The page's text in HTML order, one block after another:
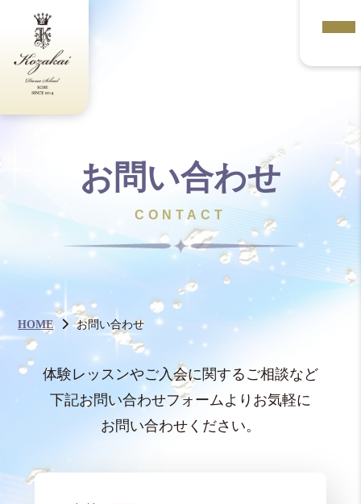
お問い合わせ
CONTACT
HOME お問い合わせ
体験レッスンやご入会に関するご相談など
下記お問い合わせフォームよりお気軽に
お問い合わせください。